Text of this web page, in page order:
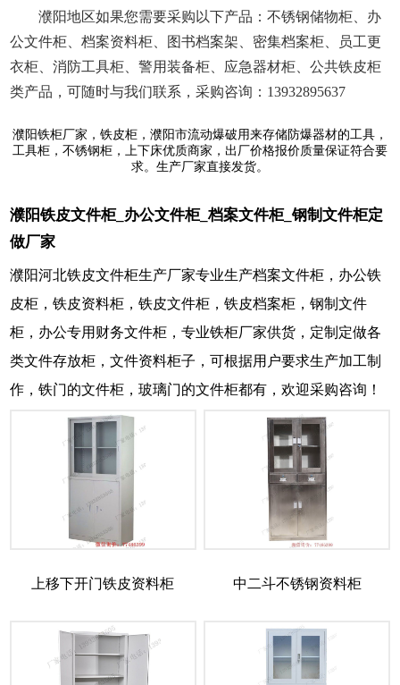
濮阳地区如果您需要采购以下产品：不锈钢储物柜、办
公文件柜、档案资料柜、图书档案架、密集档案柜、员工更
衣柜、消防工具柜、警用装备柜、应急器材柜、公共铁皮柜
类产品，可随时与我们联系，采购咨询：13932895637
濮阳铁柜厂家，铁皮柜，濮阳市流动爆破用来存储防爆器材的工具，
工具柜，不锈钢柜，上下床优质商家，出厂价格报价质量保证符合要
求。生产厂家直接发货。
濮阳铁皮文件柜_办公文件柜_档案文件柜_钢制文件柜定
做厂家
濮阳河北铁皮文件柜生产厂家专业生产档案文件柜，办公铁
皮柜，铁皮资料柜，铁皮文件柜，铁皮档案柜，钢制文件
柜，办公专用财务文件柜，专业铁柜厂家供货，定制定做各
类文件存放柜，文件资料柜子，可根据用户要求生产加工制
作，铁门的文件柜，玻璃门的文件柜都有，欢迎采购咨询！
上移下开门铁皮资料柜 中二斗不锈钢资料柜